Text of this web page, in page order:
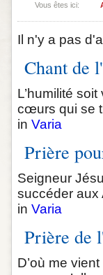
Vous êtes ici:
Il n'y a pas
Chant de
L’humilité
cœurs qui se
in Varia
Prière
Seigneur
succéder aux
in Varia
Prière de
D’où me